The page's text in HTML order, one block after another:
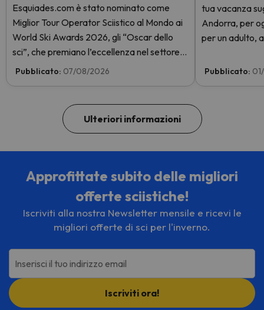
Esquiades.com è stato nominato come
Miglior Tour Operator Sciistico al Mondo ai
World Ski Awards 2026, gli “Oscar dello
sci”, che premiano l’eccellenza nel settore
sciistico. Vota subito e aiutaci a arrivare in
Pubblicato: 07/08/2026
tua vacanza
Andorra, per
per un adulto,
GRATIS.
Pubblicato:
Ulteriori informazioni
Approfittate subito delle migliori
offerte sciistiche!
Iscriviti alla nostra Newsletter mensile e ricevi le
migliori offerte di sci per l'inverno.
Inserisci il tuo indirizzo email
Iscriviti ora!